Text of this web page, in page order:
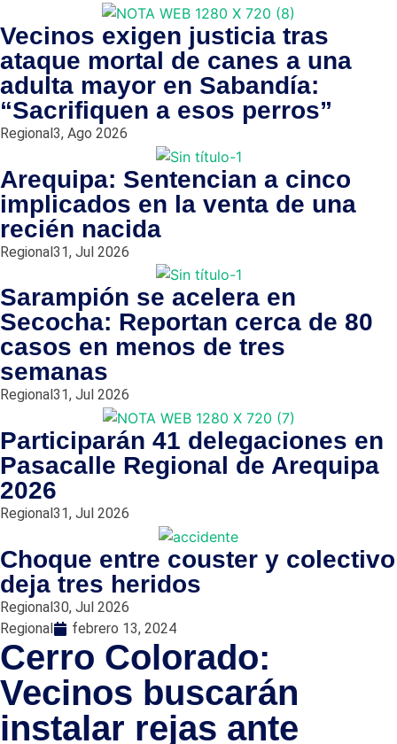
Vecinos exigen justicia tras
ataque mortal de canes a una
adulta mayor en Sabandía:
“Sacrifiquen a esos perros”
Regional 3, Ago 2026
Arequipa: Sentencian a cinco
implicados en la venta de una
recién nacida
Regional31, Jul 2026
Sarampión se acelera en
Secocha: Reportan cerca de 80
casos en menos de tres
semanas
Regional 31, Jul 2026
Participarán 41 delegaciones en
Pasacalle Regional de Arequipa
2026
Regional31, Jul 2026
Choque entre couster y colectivo
deja tres heridos
Regional30, Jul 2026
Regional
febrero 13, 2024
Cerro Colorado:
Vecinos buscarán
instalar rejas ante